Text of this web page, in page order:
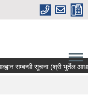
सम्बन्धी सूचना (श्री भुर्तेल